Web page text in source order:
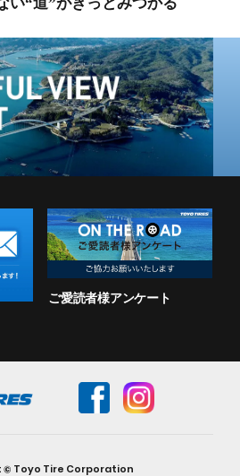
ご愛読者様アンケート
Toyo Tire Corporation